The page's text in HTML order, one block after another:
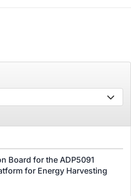
Board for the ADP5091
for Energy Harvesting